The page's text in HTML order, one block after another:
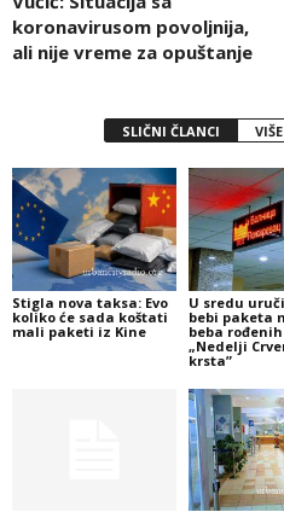
koronavirusom povoljnija,
ali nije vreme za opuštanje
SLIČNI ČLANCI
Stigla nova taksa: Evo
koliko će sada koštati
mali paketi iz Kine
U sredu
bebi paketa
beba
„Nedelji
krsta”